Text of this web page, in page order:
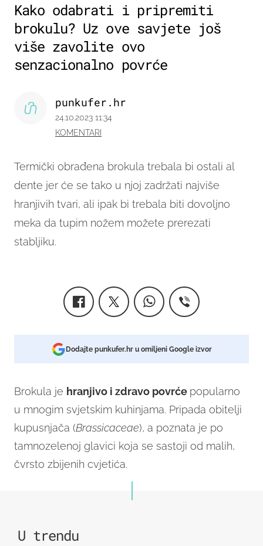
Kako odabrati i pripremiti
brokulu? Uz ove savjete još
više zavolite ovo
senzacionalno povrće
Termički obrađena brokula trebala bi ostali al
dente jer će se tako u njoj zadržati najviše
hranjivih tvari, ali ipak bi trebala biti dovoljno
meka da tupim nožem možete prerezati
stabljiku.
punkufer.hr
24.10.2023 11:34
KOMENTARI
Dodajte punkufer.hr u omiljeni Google izvor
Brokula je hranjivo i zdravo povrće popularno
u mnogim svjetskim kuhinjama. Pripada obitelji
kupusnjača (Brassicaceae), a poznata je po
tamnozelenoj glavici koja se sastoji od malih,
čvrsto zbijenih cvjetića.
U trendu